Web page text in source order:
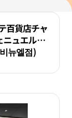
百貨店チャ
ニュエル）
뉴엘점)